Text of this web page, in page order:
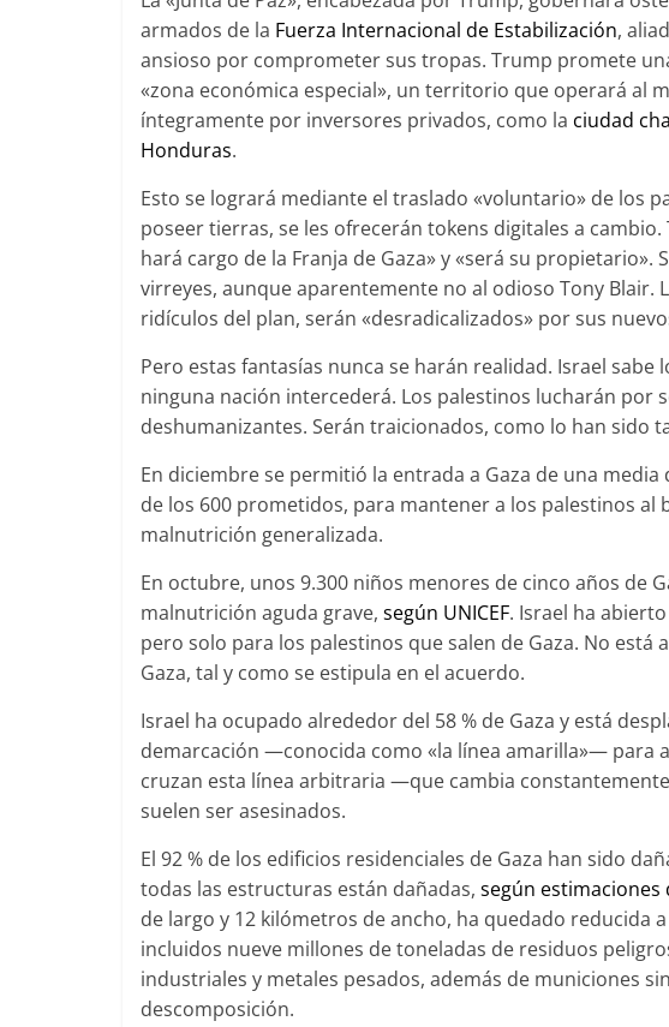
armados de la Fuerza Internacional de Estabilización,
ansioso por comprometer sus tropas. Trump promete
«zona económica especial», un territorio que operará al
íntegramente por inversores privados, como la ciudad
Honduras.
Esto se logrará mediante el traslado «voluntario» de los
poseer tierras, se les ofrecerán tokens digitales a
hará cargo de la Franja de Gaza» y «será su
virreyes, aunque aparentemente no al odioso Tony Blair.
ridículos del plan, serán «desradicalizados» por sus
Pero estas fantasías nunca se harán realidad. Israel sabe
ninguna nación intercederá. Los palestinos lucharán por
deshumanizantes. Serán traicionados, como lo han sido
En diciembre se permitió la entrada a Gaza de una
de los 600 prometidos, para mantener a los palestinos
malnutrición generalizada.
En octubre, unos 9.300 niños menores de cinco años de
malnutrición aguda grave, según UNICEF. Israel ha
pero solo para los palestinos que salen de Gaza. No
Gaza, tal y como se estipula en el acuerdo.
Israel ha ocupado alrededor del 58 % de Gaza y está
demarcación —conocida como «la línea amarilla»— para
cruzan esta línea arbitraria —que cambia
suelen ser asesinados.
El 92 % de los edificios residenciales de Gaza han sido
todas las estructuras están dañadas, según estimaciones
de largo y 12 kilómetros de ancho, ha quedado reducida
incluidos nueve millones de toneladas de residuos
industriales y metales pesados, además de municiones
descomposición.